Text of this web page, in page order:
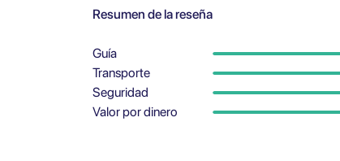
Resumen de la reseña
Guía
Transporte
Seguridad
Valor por dinero